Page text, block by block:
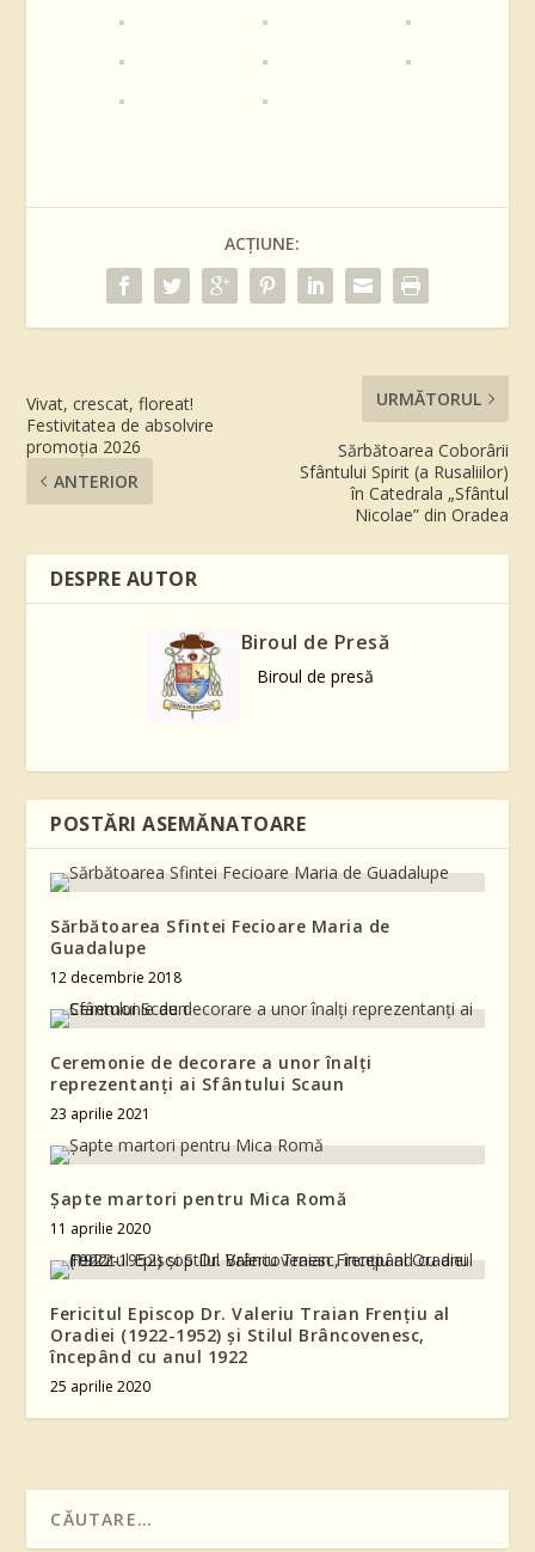
ACȚIUNE:
Vivat, crescat, floreat!
Festivitatea de absolvire
promoția 2026
ANTERIOR
URMĂTORUL
Sărbătoarea Coborârii
Sfântului Spirit (a Rusaliilor)
în Catedrala „Sfântul
Nicolae” din Oradea
DESPRE AUTOR
Biroul de Presă
Biroul de presă
POSTĂRI ASEMĂNATOARE
Sărbătoarea Sfintei Fecioare Maria de
Guadalupe
12 decembrie 2018
Ceremonie de decorare a unor înalți
reprezentanți ai Sfântului Scaun
23 aprilie 2021
Șapte martori pentru Mica Romă
11 aprilie 2020
Fericitul Episcop Dr. Valeriu Traian Frențiu al
Oradiei (1922-1952) și Stilul Brâncovenesc,
începând cu anul 1922
25 aprilie 2020